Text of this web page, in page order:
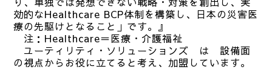
効的なHealthcare BCP体制を構築し、日本の災害医
療の先駆けとなること」です。』
注：Healthcare＝医療・介護福祉
ユーティリティ・ソリューションズ は 設備面
の視点からお役に立てると考え、加盟しています。